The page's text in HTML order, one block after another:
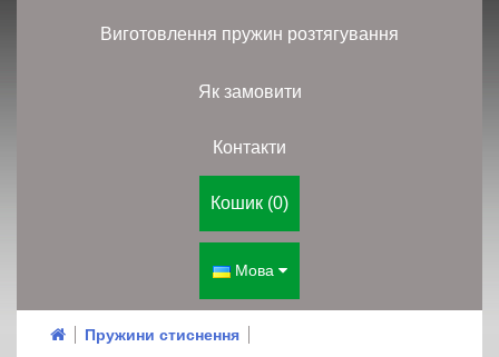
Виготовлення пружин розтягування
Як замовити
Контакти
Кошик (0)
Мова
Пружини стиснення